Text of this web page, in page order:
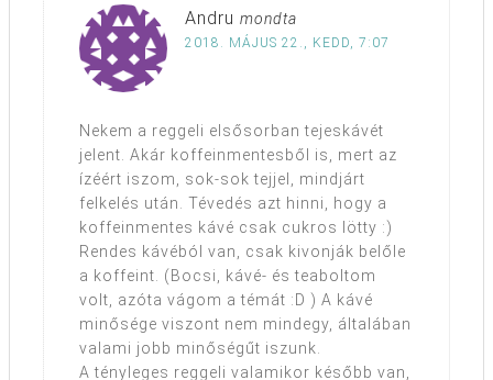
Andru mondta
2018. MÁJUS 22., KEDD, 7:07
Nekem a reggeli elsősorban tejeskávét
jelent. Akár koffeinmentesből is, mert az
ízéért iszom, sok-sok tejjel, mindjárt
felkelés után. Tévedés azt hinni, hogy a
koffeinmentes kávé csak cukros lötty :)
Rendes kávéból van, csak kivonják belőle
a koffeint. (Bocsi, kávé- és teaboltom
volt, azóta vágom a témát :D ) A kávé
minősége viszont nem mindegy, általában
valami jobb minőségűt iszunk.
A tényleges reggeli valamikor később van,